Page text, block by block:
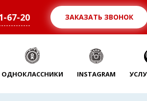
67-20 ЗАКАЗАТЬ ЗВОНОК
ОДНОКЛАССНИКИ INSTAGRAM